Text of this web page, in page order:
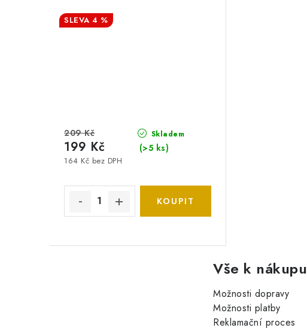
4 %
Skladem
(>5 ks)
164 Kč bez DPH
199 Kč
209 Kč
Vše k nákupu
Možnosti dopravy
Možnosti platby
Reklamační proces